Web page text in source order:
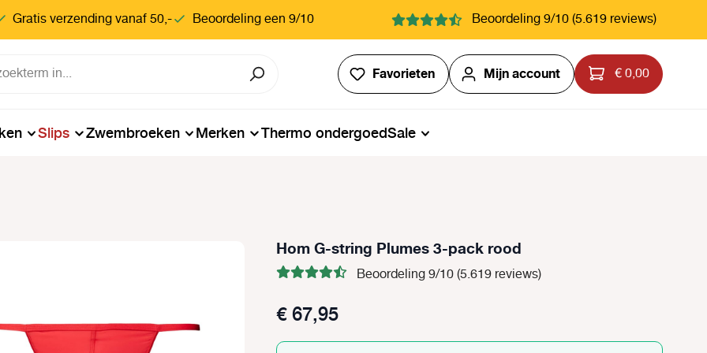
Gratis verzending vanaf 50,- Beoordeling een 9/10 Beoordeling 9/10 (5.619 reviews)
Favorieten Je hebt 0 items op je verlanglijstje
Mijn account € 0,00
Slips Zwembroeken Merken Thermo ondergoedSale
Hom G-string Plumes 3-pack rood
Beoordeling 9/10 (5.619 reviews)
€ 67,95